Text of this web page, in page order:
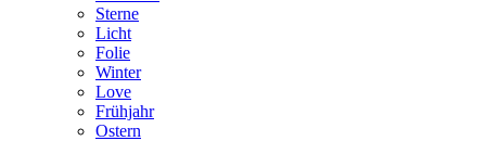
Sterne
Licht
Folie
Winter
Love
Frühjahr
Ostern